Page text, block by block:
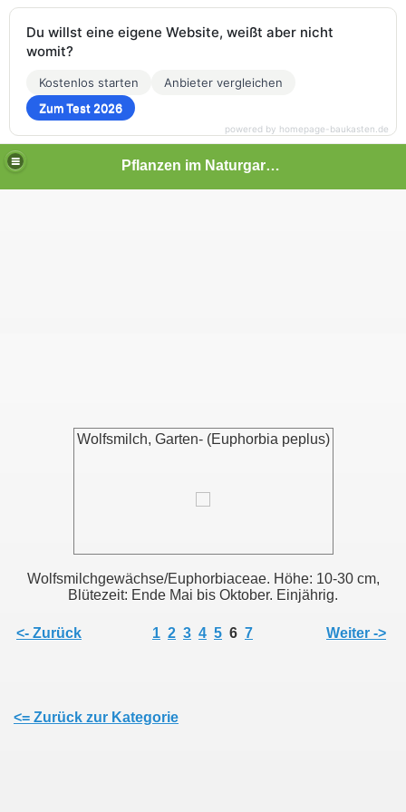
Pflanzen im Naturgarten
Wolfsmilch, Garten- (Euphorbia peplus)
Wolfsmilchgewächse/Euphorbiaceae. Höhe: 10-30 cm,
Blütezeit: Ende Mai bis Oktober. Einjährig.
<- Zurück 1 2 3 4 5 6 7 Weiter ->
<= Zurück zur Kategorie
Du willst eine eigene Website, weißt aber nicht
womit?
Kostenlos starten
Anbieter vergleichen
Zum Test 2026
powered by homepage-baukasten.de